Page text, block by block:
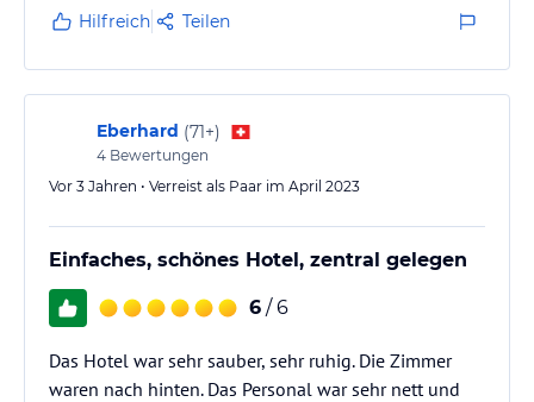
Hilfreich Teilen
Eberhard (71+)
4 Bewertungen
Vor 3 Jahren • Verreist als Paar im April 2023
Einfaches, schönes Hotel, zentral gelegen
6 / 6
Das Hotel war sehr sauber, sehr ruhig. Die Zimmer
waren nach hinten. Das Personal war sehr nett und